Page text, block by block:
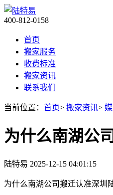
400-812-0158
首页
搬家服务
收费标准
搬家资讯
联系我们
当前位置： 首页> 搬家资讯>
为什么南湖公
陆特易 2025-12-15 04:01:15
为什么南湖公司搬迁认准深圳